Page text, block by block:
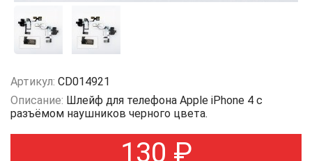
Артикул: CD014921
Описание: Шлейф для телефона Apple iPhone 4 с
разъёмом наушников черного цвета.
130 ₽